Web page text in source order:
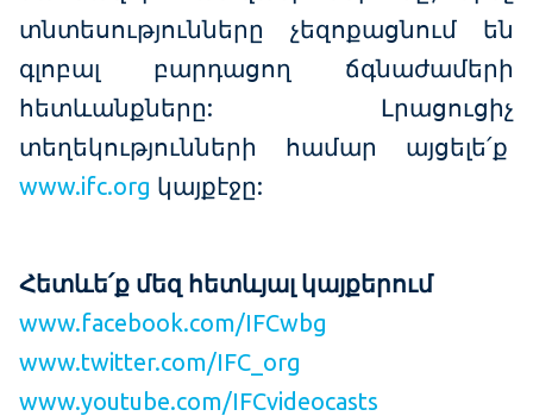
տնտեսությունները չեզոքացնում են
գլոբալ բարդացող ճգնաժամերի
հետևանքները: Լրացուցիչ
տեղեկությունների համար այցելե՛ք
www.ifc.org կայքէջը:
Հետևե՛ք մեզ հետևյալ կայքերում
www.facebook.com/IFCwbg
www.twitter.com/IFC_org
www.youtube.com/IFCvideocasts